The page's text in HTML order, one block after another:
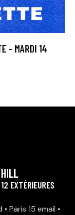
– MARDI 14
EXTÉRIEURES
Paris 15 email •